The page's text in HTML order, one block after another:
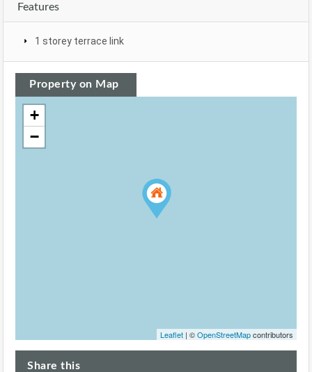
Features
1 storey terrace link
Property on Map
+
−
Leaflet | ©OpenStreetMapcontributors
Share this